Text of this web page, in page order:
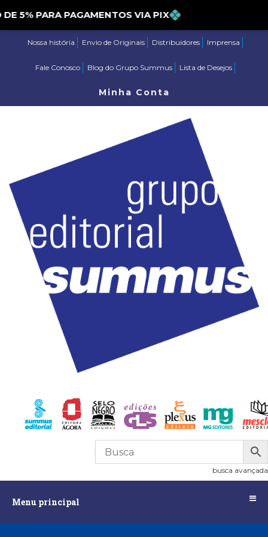
PARA PAGAMENTOS VIA PIX
Nossa história Envio de Originais Distribuidores Imprensa
Fale Conosco Blog do Grupo Summus Lista de Desejos
Minha Conta
R$0,00
busca avançada
Menu principal
principalAssuntos